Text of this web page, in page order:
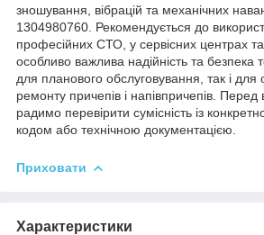
зношування, вібрацій та механічних
1304980760. Рекомендується до
професійних СТО, у сервісних центрах
особливо важлива надійність та безпека
для планового обслуговування, так і для
ремонту причепів і напівпричепів.
радимо перевірити сумісність із
кодом або технічною документацією.
Приховати
Характеристики